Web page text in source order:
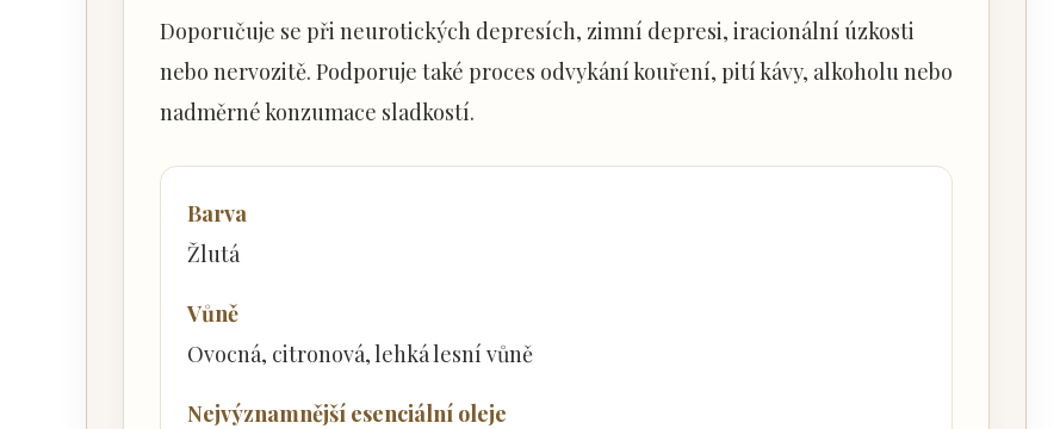
Doporučuje se při neurotických depresích, zimní depresi, iracionální úzkosti
nebo nervozitě. Podporuje také proces odvykání kouření, pití kávy, alkoholu nebo
nadměrné konzumace sladkostí.
Barva
Žlutá
Vůně
Ovocná, citronová, lehká lesní vůně
Nejvýznamnější esenciální oleje